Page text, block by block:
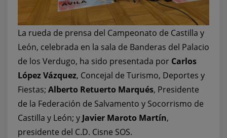
La rueda de prensa del Campeonato de Castilla y
León, celebrada en la sala de Banderas del Palacio
de los Verdugo, ha sido presentada por Carlos
López Vázquez, Concejal de Turismo, Deportes y
Fiestas; Alberto Retuerto Marqués, Presidente
de la Federación de Salvamento y Socorrismo de
Castilla y León; y Javier Maroto Martín,
presidente del C.D. Cisne SOS.